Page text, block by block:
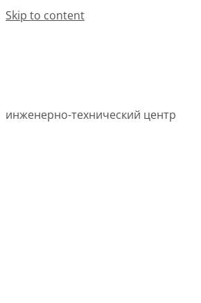
Skip to content
инженерно-технический центр